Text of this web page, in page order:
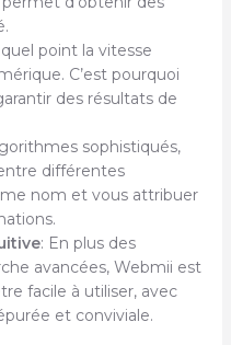
point la vitesse
C’est pourquoi
des résultats de
sophistiqués,
différentes
nom et vous attribuer
: En plus des
avancées, Webmii est
facile à utiliser, avec
et conviviale.